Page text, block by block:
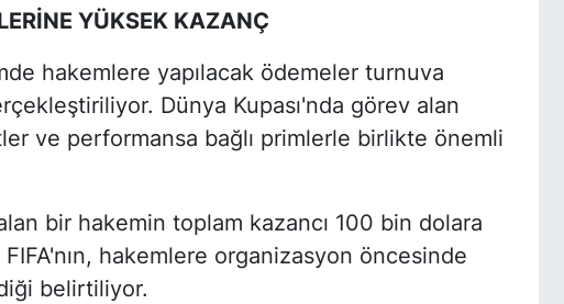
YÜKSEK KAZANÇ
hakemlere yapılacak ödemeler turnuva
Dünya Kupası'nda görev alan
ve performansa bağlı primlerle birlikte önemli
bir hakemin toplam kazancı 100 bin dolara
hakemlere organizasyon öncesinde
belirtiliyor.